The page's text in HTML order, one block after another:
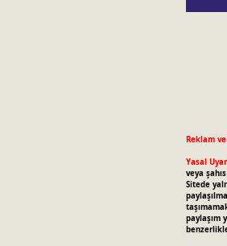
Reklam
Yasal
veya
Sitede
paylaşım